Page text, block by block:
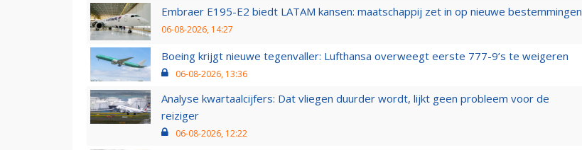
Embraer E195-E2 biedt LATAM kansen: maatschappij zet in op nieuwe bestemmingen
06-08-2026, 14:27
Boeing krijgt nieuwe tegenvaller: Lufthansa overweegt eerste 777-9’s te weigeren
06-08-2026, 13:36
Analyse kwartaalcijfers: Dat vliegen duurder wordt, lijkt geen probleem voor de
reiziger
06-08-2026, 12:22